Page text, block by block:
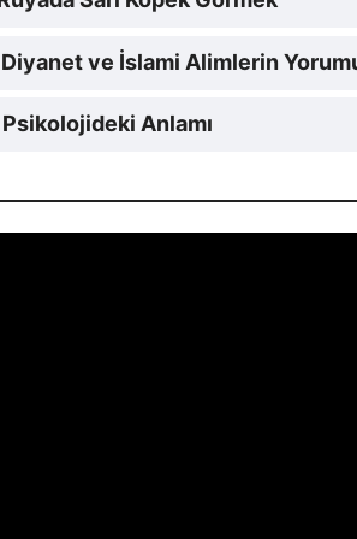
Diyanet ve İslami Alimlerin
Psikolojideki Anlamı